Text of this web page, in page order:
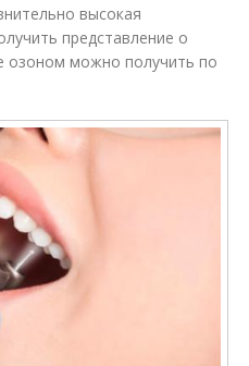
высокая
представление о
озоном можно получить по